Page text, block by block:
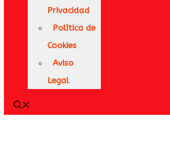
Privacidad
Política de
Cookies
Aviso
Legal